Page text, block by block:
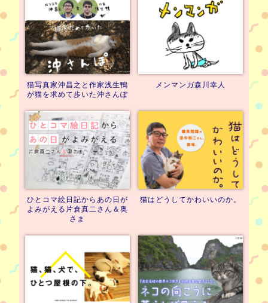
猫写真家沖昌之と 作家浅生鴨
が猫を求めて歩いた沖さんぽ
メンマンガ森川幸人
ひとコマ絵日記から あの日が
よみがえる 片倉真二さん＆奥
さま
猫はどうしてかわいいのか。